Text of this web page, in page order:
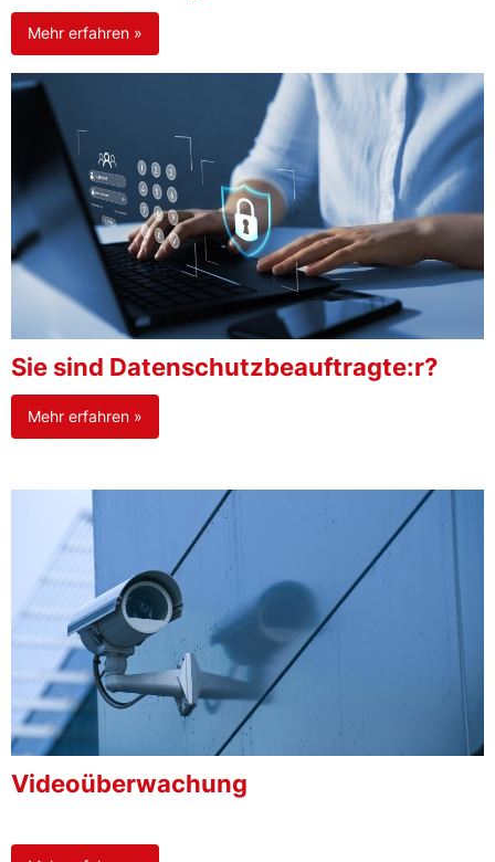
Mehr erfahren »
Sie sind Datenschutzbeauftragte:r?
Mehr erfahren »
Videoüberwachung